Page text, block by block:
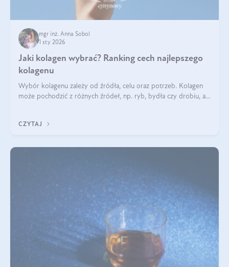
mgr inż. Anna Sobol
1 sty 2026
Jaki kolagen wybrać? Ranking cech najlepszego
kolagenu
Wybór kolagenu zależy od źródła, celu oraz potrzeb. Kolagen
może pochodzić z różnych źródeł, np. ryb, bydła czy drobiu, a
bydlęcy.
CZYTAJ